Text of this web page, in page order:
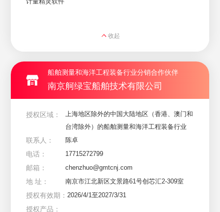
收起
船舶测量和海洋工程装备行业分销合作伙伴
南京舸绿宝船舶技术有限公司
授权区域：
上海地区除外的中国大陆地区（香港、澳门和
台湾除外）的船舶测量和海洋工程装备行业
联系人： 陈卓
电话： 17715272799
邮箱： chenzhuo@gmtcnj.com
地 址： 南京市江北新区文景路61号创芯汇2-309室
授权有效期：2026/4/1至2027/3/31
授权产品：